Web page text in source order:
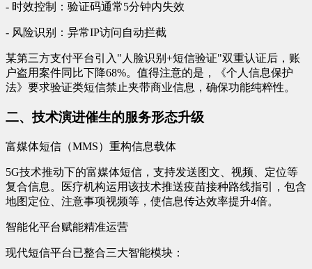
- 时效控制：验证码通常5分钟内失效
- 风险识别：异常IP访问自动拦截
某第三方支付平台引入"人脸识别+短信验证"双重认证后，账
户盗用案件同比下降68%。值得注意的是，《个人信息保护
法》要求验证类短信禁止夹带商业信息，确保功能纯粹性。
二、技术演进催生的服务形态升级
富媒体短信（MMS）重构信息载体
5G技术推动下的富媒体短信，支持发送图文、视频、定位等
复合信息。医疗机构运用该技术推送疫苗接种路线指引，包含
地图定位、注意事项视频等，使信息传达效率提升4倍。
智能化平台赋能精准运营
现代短信平台已整合三大智能模块：